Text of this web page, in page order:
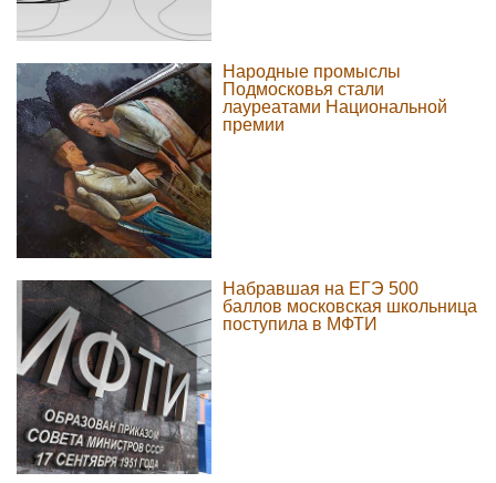
Народные промыслы
Подмосковья стали
лауреатами Национальной
премии
Набравшая на ЕГЭ 500
баллов московская школьница
поступила в МФТИ